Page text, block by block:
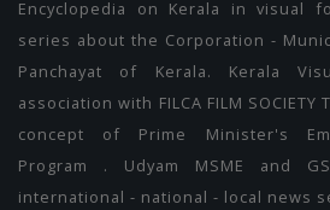
Encyclopedia on Kerala in visual
series about the Corporation -
Panchayat of Kerala. Kerala
association with FILCA FILM
concept of Prime Minister's
Program . Udyam MSME and
international - national - local news